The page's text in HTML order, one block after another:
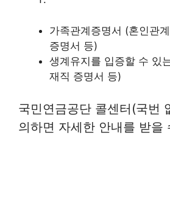
가족관계증명서 (혼인관
증명서 등)
생계유지를 입증할 수 있
재직 증명서 등)
국민연금공단 콜센터(국번
의하면 자세한 안내를 받을